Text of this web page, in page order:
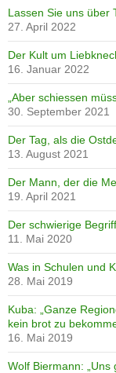
Lassen Sie uns über
27. April 2022
Der Kult um
16. Januar 2022
„Aber schiessen
30. September 2021
Der Tag, als die
13. August 2021
Der Mann, der die
19. April 2021
Der schwierige
11. Mai 2020
Was in Schulen und
28. Mai 2019
Kuba: „Ganze
kein brot zu
16. Mai 2019
Wolf Biermann: „Uns